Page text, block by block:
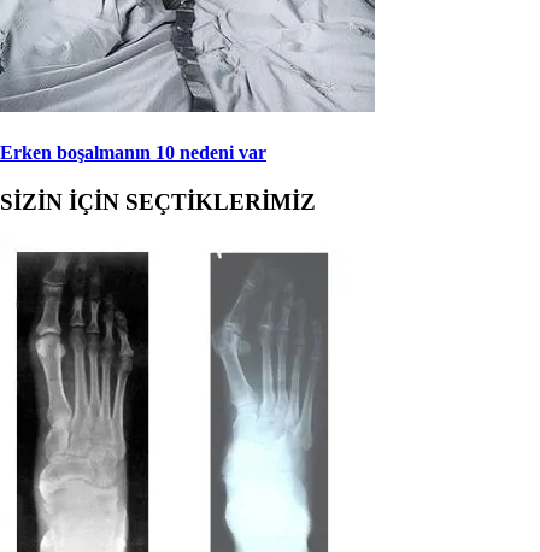
Erken boşalmanın 10 nedeni var
SİZİN İÇİN SEÇTİKLERİMİZ